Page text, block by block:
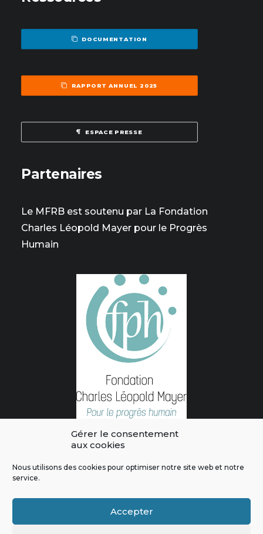
Gérer le consentement
aux cookies
Nous utilisons des cookies pour optimiser notre site web et notre
service.
Accepter
DOCUMENTATION
RAPPORT ANNUEL 2025
ESPACE PRESSE
Partenaires
Le MFRB est soutenu par La Fondation
Charles Léopold Mayer pour le Progrès
Humain
L'intégralité des contenus de ce site sont publiés sous licence
|Politique de confidentialité